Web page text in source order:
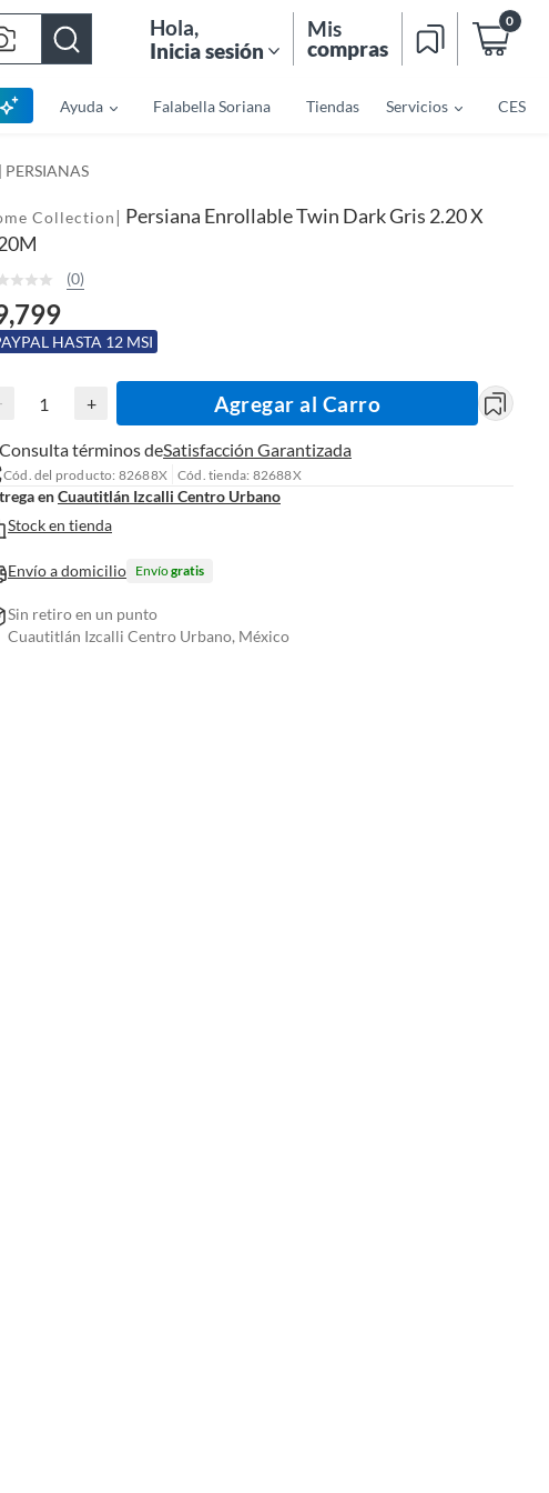
Hola,
Inicia sesión
Mis
compras
0
Ayuda Falabella Soriana Tiendas Servicios CES
PERSIANAS
Collection | Persiana Enrollable Twin Dark Gris 2.20 X
(0)
HASTA 12 MSI
+ Agregar al Carro
Consulta términos deSatisfacción Garantizada
Cód. del producto: 82688X Cód. tienda: 82688X
enCuautitlán Izcalli Centro Urbano
Stock en tienda
Envío a domicilio Envíogratis
Sin retiro en un punto
Cuautitlán Izcalli Centro Urbano, México